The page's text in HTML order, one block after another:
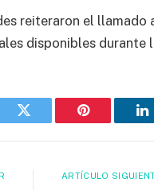
reiteraron el
disponibles durante
Twitter Pinterest
ARTÍCULO